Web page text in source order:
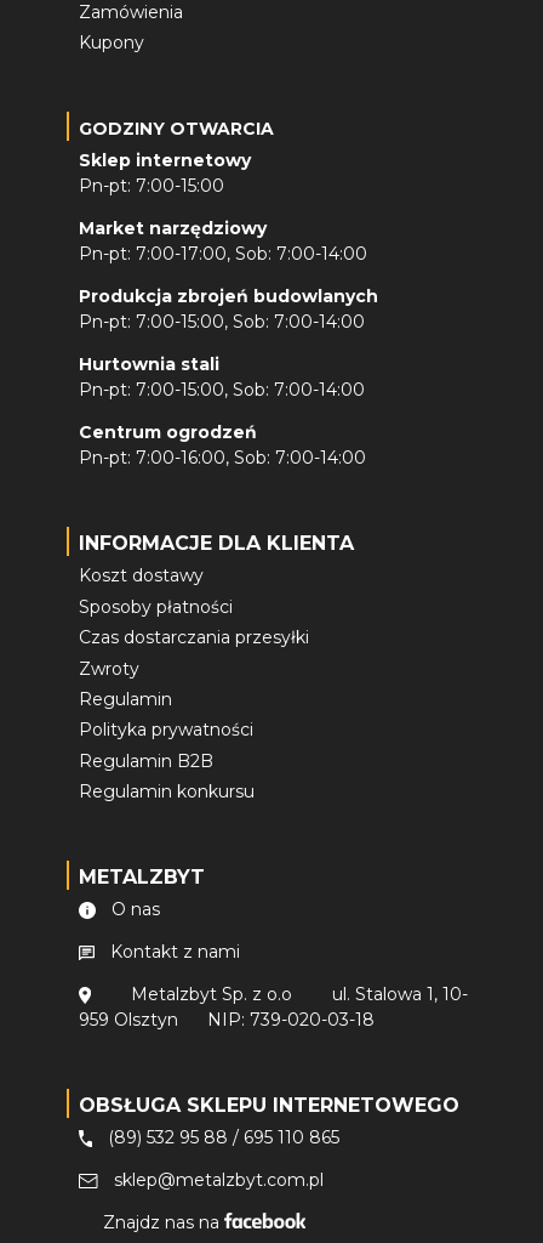
Zamówienia
Kupony
GODZINY OTWARCIA
Sklep internetowy
Pn-pt: 7:00-15:00
Market narzędziowy
Pn-pt: 7:00-17:00, Sob: 7:00-14:00
Produkcja zbrojeń budowlanych
Pn-pt: 7:00-15:00, Sob: 7:00-14:00
Hurtownia stali
Pn-pt: 7:00-15:00, Sob: 7:00-14:00
Centrum ogrodzeń
Pn-pt: 7:00-16:00, Sob: 7:00-14:00
INFORMACJE DLA KLIENTA
Koszt dostawy
Sposoby płatności
Czas dostarczania przesyłki
Zwroty
Regulamin
Polityka prywatności
Regulamin B2B
Regulamin konkursu
METALZBYT
O nas
Kontakt z nami
Metalzbyt Sp. z o.o
ul. Stalowa 1, 10-
959 Olsztyn
NIP: 739-020-03-18
OBSŁUGA SKLEPU INTERNETOWEGO
(89) 532 95 88 / 695 110 865
sklep@metalzbyt.com.pl
Znajdz nas na